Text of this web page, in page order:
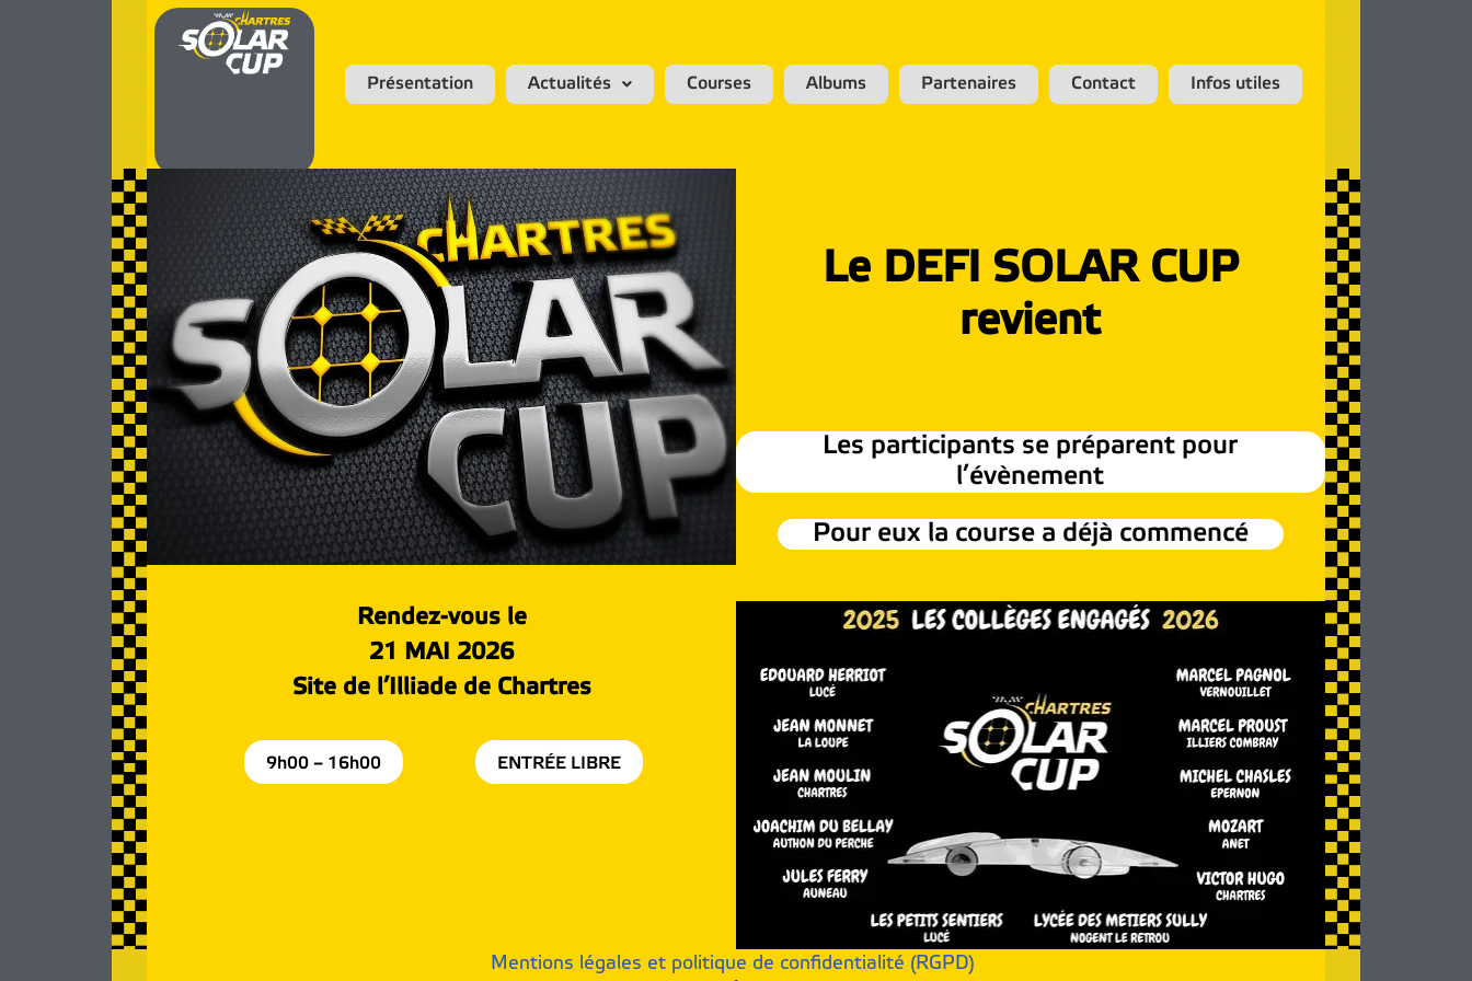
Présentation Actualités Courses Albums Partenaires Contact Infos utiles
Rendez-vous le
21 MAI 2026
Site de l’Illiade de Chartres
9h00 – 16h00 ENTRÉE LIBRE
Le DEFI SOLAR CUP
revient
Les participants se préparent pour
l’évènement
Pour eux la course a déjà commencé
Mentions légales et politique de confidentialité (RGPD)